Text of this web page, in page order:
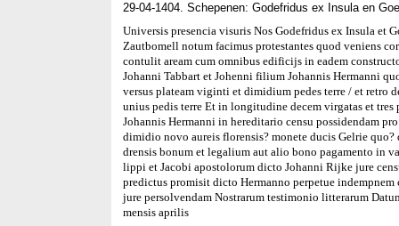
29-04-1404. Schepenen: Godefridus ex Insula en
Universis presencia visuris Nos Godefridus ex Insula et
Zautbomell notum facimus protestantes quod veniens
contulit aream cum omnibus edificijs in eadem
Johanni Tabbart et Johenni filium Johannis Hermanni
versus plateam viginti et dimidium pedes terre / et retro
unius pedis terre Et in longitudine decem virgatas et tres
Johannis Hermanni in hereditario censu possidendam
dimidio novo aureis florensis? monete ducis Gelrie
drensis bonum et legalium aut alio bono pagamento in
lippi et Jacobi apostolorum dicto Johanni Rijke jure
predictus promisit dicto Hermanno perpetue indempnem
jure persolvendam Nostrarum testimonio litterarum
mensis aprilis